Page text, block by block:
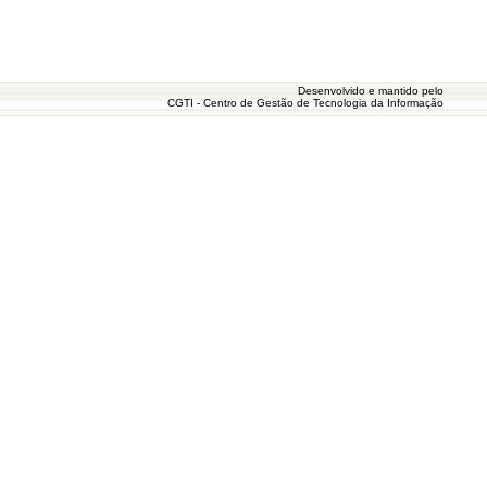
Desenvolvido e mantido pelo
CGTI - Centro de Gestão de Tecnologia da Informação